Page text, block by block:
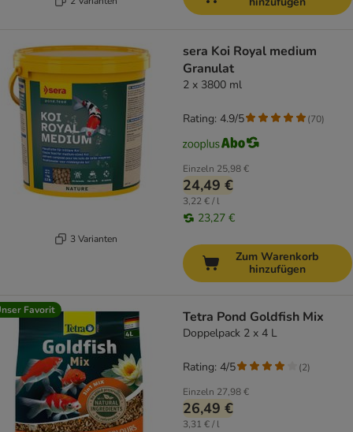
3 Varianten
sera Koi Royal medium
Granulat
2 x 3800 ml
Einzeln 25,98 €
24,49 €
3,22 € / l
23,27 €
Rating: 4.9/5 (70)
Zum Warenkorb
hinzufügen
Favorit Tetra Pond Goldfish Mix
Doppelpack 2 x 4 L
Einzeln 27,98 €
26,49 €
3,31 € / l
Rating: 4/5 (2)